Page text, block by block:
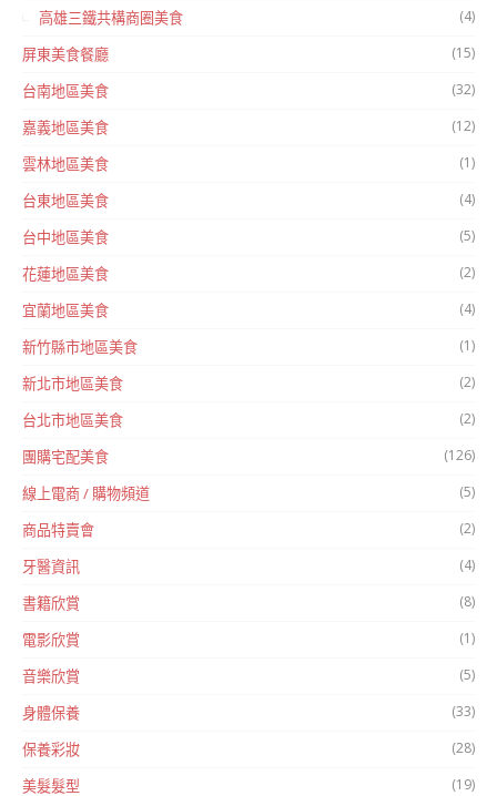
高雄三鐵共構商圈美食 (4)
屏東美食餐廳 (15)
台南地區美食 (32)
嘉義地區美食 (12)
雲林地區美食 (1)
台東地區美食 (4)
台中地區美食 (5)
花蓮地區美食 (2)
宜蘭地區美食 (4)
新竹縣市地區美食 (1)
新北市地區美食 (2)
台北市地區美食 (2)
團購宅配美食 (126)
線上電商 / 購物頻道 (5)
商品特賣會 (2)
牙醫資訊 (4)
書籍欣賞 (8)
電影欣賞 (1)
音樂欣賞 (5)
身體保養 (33)
保養彩妝 (28)
美髮髮型 (19)